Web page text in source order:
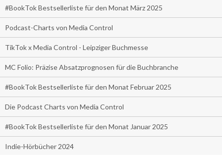
#BookTok Bestsellerliste für den Monat März 2025
Podcast-Charts von Media Control
TikTok x Media Control - Leipziger Buchmesse
MC Folio: Präzise Absatzprognosen für die Buchbranche
#BookTok Bestsellerliste für den Monat Februar 2025
Die Podcast Charts von Media Control
#BookTok Bestsellerliste für den Monat Januar 2025
Indie-Hörbücher 2024